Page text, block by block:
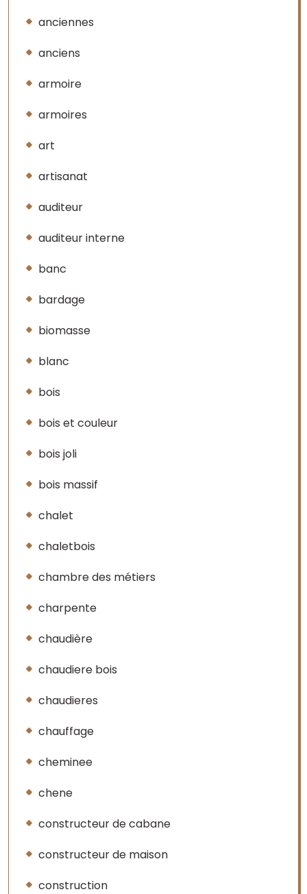
anciennes
anciens
armoire
armoires
art
artisanat
auditeur
auditeur interne
banc
bardage
biomasse
blanc
bois
bois et couleur
bois joli
bois massif
chalet
chaletbois
chambre des métiers
charpente
chaudière
chaudiere bois
chaudieres
chauffage
cheminee
chene
constructeur de cabane
constructeur de maison
construction